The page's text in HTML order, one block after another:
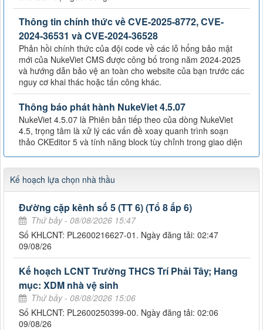
Thông tin chính thức về CVE-2025-8772, CVE-
2024-36531 và CVE-2024-36528
Phản hồi chính thức của đội code về các lỗ hổng bảo mật
mới của NukeViet CMS được công bố trong năm 2024-2025
và hướng dẫn bảo vệ an toàn cho website của bạn trước các
nguy cơ khai thác hoặc tấn công khác.
Thông báo phát hành NukeViet 4.5.07
NukeViet 4.5.07 là Phiên bản tiếp theo của dòng NukeViet
4.5, trọng tâm là xử lý các vấn đề xoay quanh trình soạn
thảo CKEditor 5 và tính năng block tùy chỉnh trong giao diện
Kế hoạch lựa chọn nhà thầu
Đường cặp kênh số 5 (TT 6) (Tổ 8 ấp 6)
Thứ bảy - 08/08/2026 15:47
Số KHLCNT: PL2600216627-01. Ngày đăng tải: 02:47
09/08/26
Kế hoạch LCNT Trường THCS Trí Phải Tây; Hang
mục: XDM nhà vệ sinh
Thứ bảy - 08/08/2026 15:06
Số KHLCNT: PL2600250399-00. Ngày đăng tải: 02:06
09/08/26